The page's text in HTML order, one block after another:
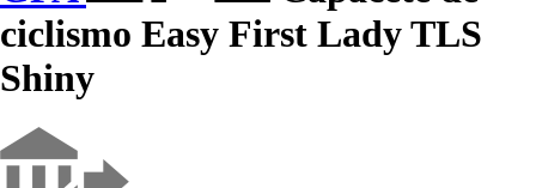
ciclismo Easy First Lady TLS
Shiny